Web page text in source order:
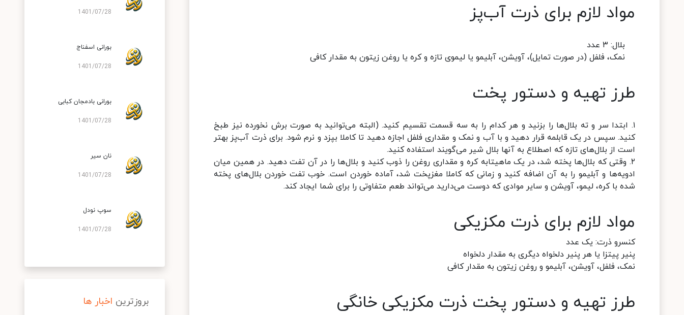
مواد لازم برای ذرت آب‌پز
بلال: ۳ عدد
نمک، فلفل (در صورت تمایل)، آویشن، آبلیمو یا لیموی تازه و کره یا روغن زیتون به مقدار کافی
طرز تهیه و دستور پخت
۱. ابتدا سر و ته بلال‌ها را بزنید و هر کدام را به سه قسمت تقسیم کنید. (البته می‌توانید به صورت برش نخورده نیز طبخ
کنید. سپس در یک قابلمه قرار دهید و با آب و نمک و مقداری فلفل اجازه دهید تا کاملا بپزد و نرم شود. برای ذرت آب‌پز بهتر
است از بلال‌های تازه که اصطلاع به آنها بلال شیر می‌گویند استفاده کنید.
۲. وقتی که بلال‌ها پخته شد، در یک ماهیتابه کره و مقداری روغن را ذوب کنید و بلال‌ها را در آن تفت دهید. در همین میان
ادویه‌ها و آبلیمو را به آن اضافه کنید و زمانی که کاملا مغزپخت شد، آماده خوردن است. خوب تفت خوردن بلال‌های پخته
شده با کره، لیمو، آویشن و سایر موادی که دوست می‌دارید می‌تواند طعم متفاوتی را برای شما ایجاد کند.
مواد لازم برای ذرت مکزیکی
کنسرو ذرت: یک عدد
پنیر پیتزا یا هر پنیر دلخواه دیگری به مقدار دلخواه
نمک، فلفل، آویشن، آبلیمو و روغن زیتون به مقدار کافی
طرز تهیه و دستور پخت ذرت مکزیکی خانگی
1401/07/28
بورانی اسفناج
1401/07/28
بورانی بادمجان کبابی
1401/07/28
نان سیر
1401/07/28
سوپ نودل
1401/07/28
بروزترین اخبار ها